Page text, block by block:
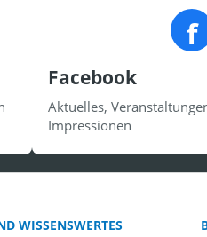
f
Facebook
Aktuelles,
Impressionen
WISSENSWERTES